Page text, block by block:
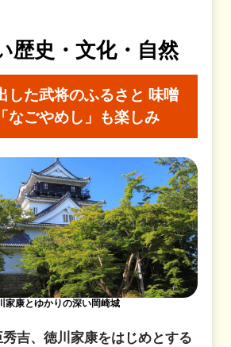
歴史・文化・自然
した武将のふるさと 味噌
なごやめし」も楽しみ
吉、徳川家康をはじめとする
家康とゆかりの深い岡崎城